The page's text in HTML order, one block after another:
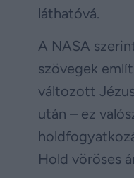
láthatóvá.
A NASA
szövegek
változott
után – ez
Hold vöröses